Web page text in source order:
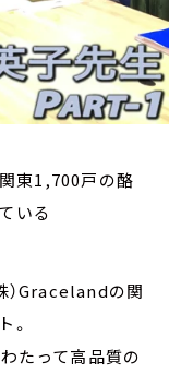
東1,700戸の酪
いる
）Gracelandの関
。
たって高品質の